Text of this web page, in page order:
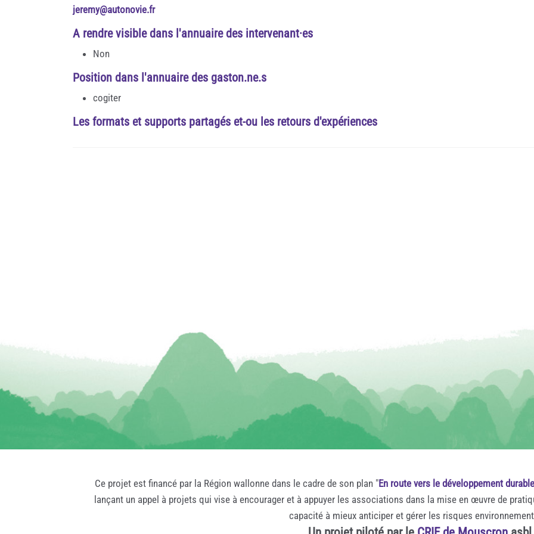
jeremy@autonovie.fr
A rendre visible dans l'annuaire des intervenant·es
Non
Position dans l'annuaire des gaston.ne.s
cogiter
Les formats et supports partagés et-ou les retours d'expériences
Ce projet est financé par la Région wallonne dans le cadre de son plan "En route vers le développement durable
lançant un appel à projets qui vise à encourager et à appuyer les associations dans la mise en œuvre de
capacité à mieux anticiper et gérer les risques